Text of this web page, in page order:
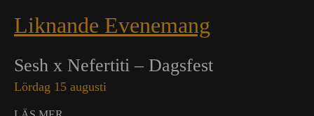
Liknande Evenemang
Sesh x Nefertiti – Dagsfest
Lördag 15 augusti